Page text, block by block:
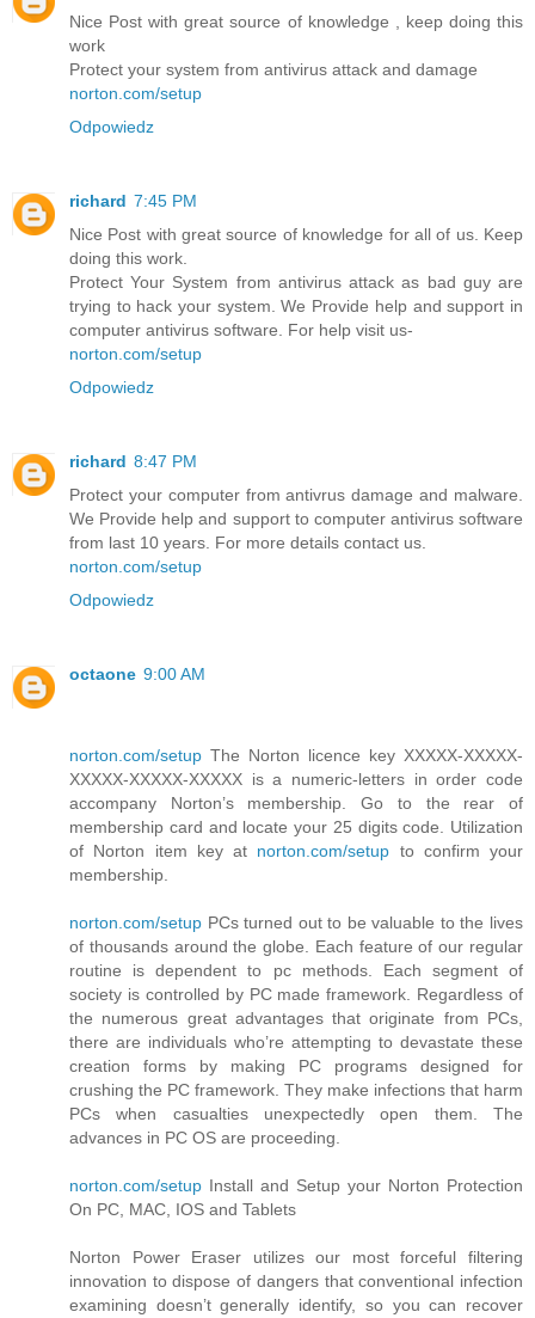
Nice Post with great source of knowledge , keep doing this
work
Protect your system from antivirus attack and damage
norton.com/setup
Odpowiedz
richard 7:45 PM
Nice Post with great source of knowledge for all of us. Keep
doing this work.
Protect Your System from antivirus attack as bad guy are
trying to hack your system. We Provide help and support in
computer antivirus software. For help visit us-
norton.com/setup
Odpowiedz
richard 8:47 PM
Protect your computer from antivrus damage and malware.
We Provide help and support to computer antivirus software
from last 10 years. For more details contact us.
norton.com/setup
Odpowiedz
octaone 9:00 AM
norton.com/setup The Norton licence key XXXXX-XXXXX-
XXXXX-XXXXX-XXXXX is a numeric-letters in order code
accompany Norton’s membership. Go to the rear of
membership card and locate your 25 digits code. Utilization
of Norton item key at norton.com/setup to confirm your
membership.
norton.com/setup PCs turned out to be valuable to the lives
of thousands around the globe. Each feature of our regular
routine is dependent to pc methods. Each segment of
society is controlled by PC made framework. Regardless of
the numerous great advantages that originate from PCs,
there are individuals who’re attempting to devastate these
creation forms by making PC programs designed for
crushing the PC framework. They make infections that harm
PCs when casualties unexpectedly open them. The
advances in PC OS are proceeding.
norton.com/setup Install and Setup your Norton Protection
On PC, MAC, IOS and Tablets
Norton Power Eraser utilizes our most forceful filtering
innovation to dispose of dangers that conventional infection
examining doesn’t generally identify, so you can recover